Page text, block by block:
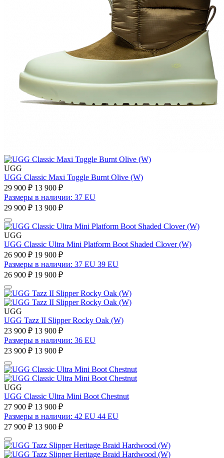
UGG
UGG Classic Maxi Toggle Burnt Olive (W)
29 900 ₽ 13 900 ₽
Размеры в наличии: 37 EU
29 900 ₽ 13 900 ₽
UGG
UGG Classic Ultra Mini Platform Boot Shaded Clover (W)
26 900 ₽ 19 900 ₽
Размеры в наличии: 37 EU 39 EU
26 900 ₽ 19 900 ₽
UGG
UGG Tazz II Slipper Rocky Oak (W)
23 900 ₽ 13 900 ₽
Размеры в наличии: 36 EU
23 900 ₽ 13 900 ₽
UGG
UGG Classic Ultra Mini Boot Chestnut
27 900 ₽ 13 900 ₽
Размеры в наличии: 42 EU 44 EU
27 900 ₽ 13 900 ₽